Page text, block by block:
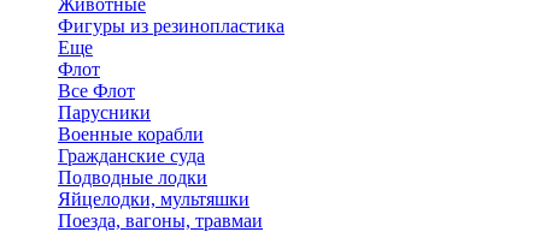
Животные
Фигуры из резинопластика
Еще
Флот
Все Флот
Парусники
Военные корабли
Гражданские суда
Подводные лодки
Яйцелодки, мультяшки
Поезда, вагоны, травмаи